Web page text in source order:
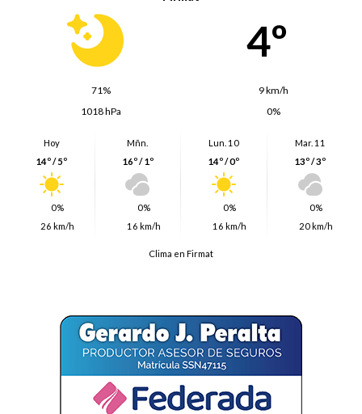
4º
71%
9 km/h
1018 hPa
0%
Hoy
14º / 5º
0%
26 km/h
Mñn.
16º / 1º
0%
16 km/h
Lun. 10
14º / 0º
0%
16 km/h
Mar. 11
13º / 3º
0%
20 km/h
Clima en Firmat